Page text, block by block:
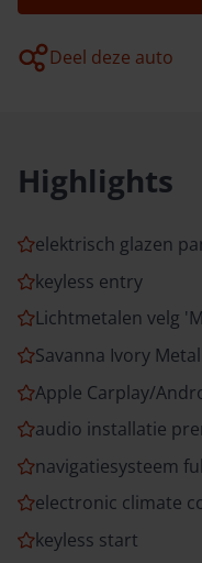
Deel deze auto
Highlights
elektrisch glazen
keyless entry
Lichtmetalen velg
Savanna Ivory
Apple Carplay/
audio installatie
navigatiesysteem
electronic climate
keyless start